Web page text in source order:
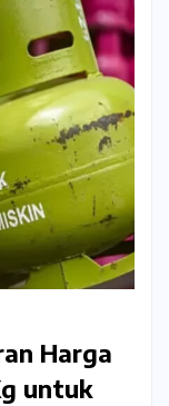
Harga
untuk